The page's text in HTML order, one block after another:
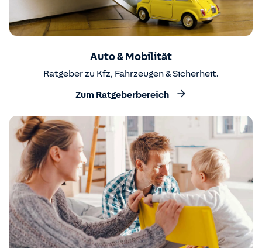
Auto & Mobilität
Ratgeber zu Kfz, Fahrzeugen & Sicherheit.
Zum Ratgeberbereich